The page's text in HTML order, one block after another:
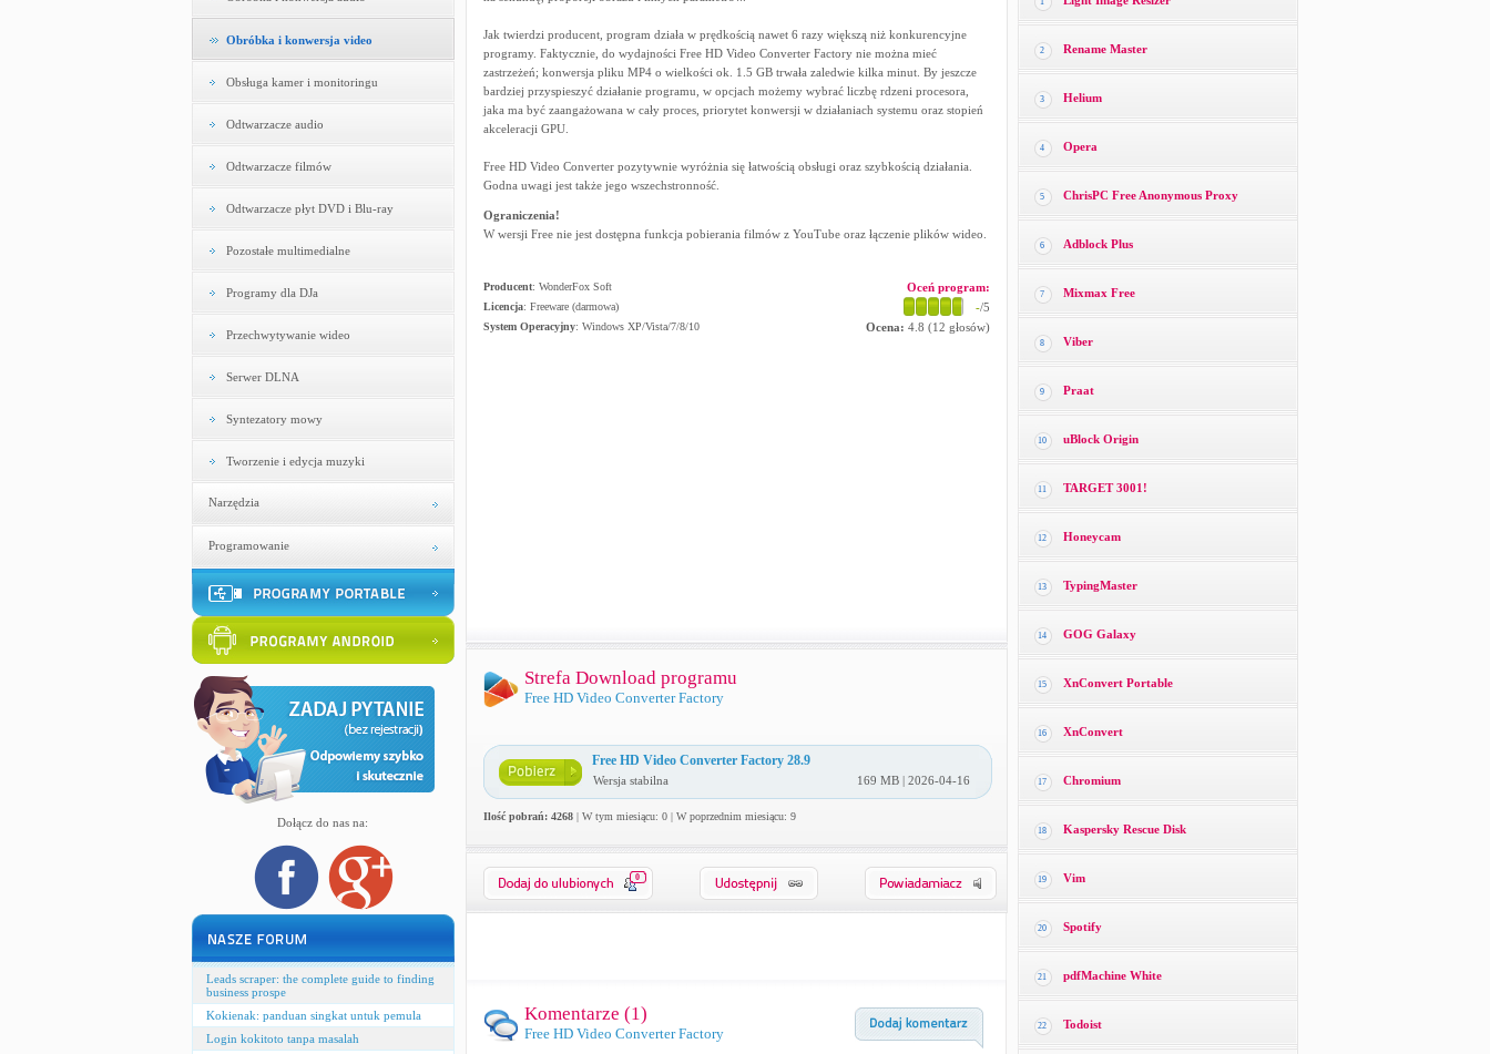
Obróbka i konwersja video
Obsługa kamer i monitoringu
Odtwarzacze audio
Odtwarzacze filmów
Odtwarzacze płyt DVD i Blu-ray
Pozostałe multimedialne
Programy dla DJa
Przechwytywanie wideo
Serwer DLNA
Syntezatory mowy
Tworzenie i edycja muzyki
Narzędzia
Programowanie
Dołącz do nas na:
Leads scraper: the complete guide to finding
business prospe
Kokienak: panduan singkat untuk pemula
Login kokitoto tanpa masalah
Jak twierdzi producent, program działa w prędkością nawet 6 razy większą niż konkurencyjne
programy. Faktycznie, do wydajności Free HD Video Converter Factory nie można mieć
zastrzeżeń; konwersja pliku MP4 o wielkości ok. 1.5 GB trwała zaledwie kilka minut. By jeszcze
bardziej przyspieszyć działanie programu, w opcjach możemy wybrać liczbę rdzeni procesora,
jaka ma być zaangażowana w cały proces, priorytet konwersji w działaniach systemu oraz stopień
akceleracji GPU.
Free HD Video Converter pozytywnie wyróżnia się łatwością obsługi oraz szybkością działania.
Godna uwagi jest także jego wszechstronność.
Ograniczenia!
W wersji Free nie jest dostępna funkcja pobierania filmów z YouTube oraz łączenie plików wideo.
Producent: WonderFox Soft
Licencja: Freeware (darmowa)
System Operacyjny: Windows XP/Vista/7/8/10
Oceń program:
-/5
Ocena: 4.8 (12 głosów)
Strefa Download programu
Free HD Video Converter Factory
Free HD Video Converter Factory 28.9
Wersja stabilna 169 MB | 2026-04-16
Ilość pobrań: 4268| W tym miesiącu: 0 | W poprzednim miesiącu: 9
0
Komentarze (1)
Free HD Video Converter Factory
2 Rename Master
3 Helium
4 Opera
5 ChrisPC Free Anonymous Proxy
6 Adblock Plus
7 Mixmax Free
8 Viber
9 Praat
10 uBlock Origin
11 TARGET 3001!
12 Honeycam
13 TypingMaster
14 GOG Galaxy
15 XnConvert Portable
16 XnConvert
17 Chromium
18 Kaspersky Rescue Disk
19 Vim
20 Spotify
21 pdfMachine White
22 Todoist